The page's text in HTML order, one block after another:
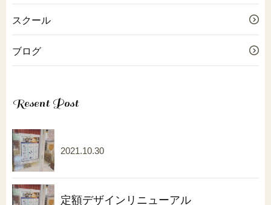
スクール
ブログ
Resent Post
2021.10.30
定額デザインリニューアル